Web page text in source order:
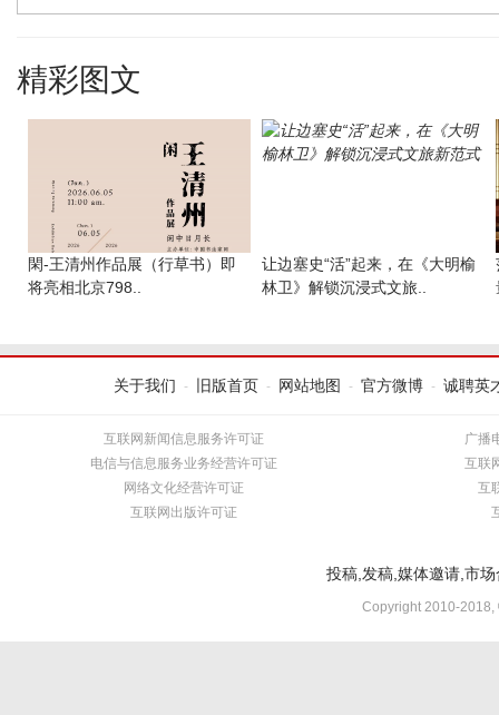
精彩图文
閑-王清州作品展（行草书）即
将亮相北京798..
让边塞史“活”起来，在《大明榆
林卫》解锁沉浸式文旅..
关于我们 - 旧版首页 - 网站地图 - 官方微博 - 诚聘英
互联网新闻信息服务许可证
电信与信息服务业务经营许可证
网络文化经营许可证
互联网出版许可证
广播
互联
互
投稿,发稿,媒体邀请,市
Copyright 2010-2018,